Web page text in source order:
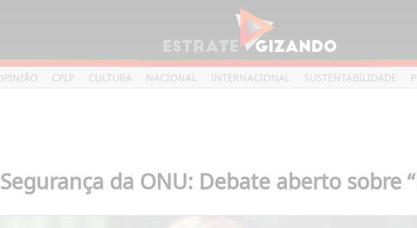
CPLP CULTURA NACIONAL INTERNACIONAL SUSTENTABILIDADE
da ONU: Debate aberto sobre